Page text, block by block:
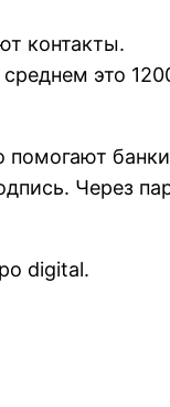
контакты.
это
Через
digital.